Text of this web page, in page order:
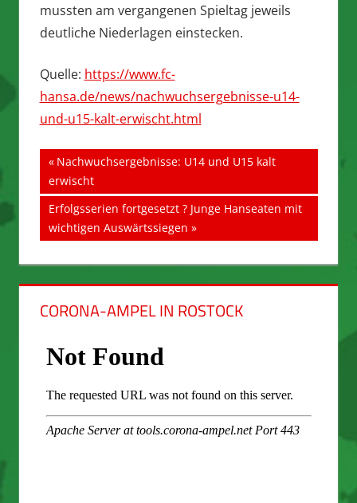
mussten am vergangenen Spieltag jeweils
deutliche Niederlagen einstecken.
Quelle: https://www.fc-
hansa.de/news/nachwuchsergebnisse-u14-
und-u15-kalt-erwischt.html
Beitragsnavigation
Vorheriger
Beitrag:
Nachwuchsergebnisse: U14 und U15 kalt
erwischt
Nächster
Beitrag:
Erfolgsserien fortgesetzt ? Junge Hanseaten mit
wichtigen Auswärtssiegen
CORONA-AMPEL IN ROSTOCK